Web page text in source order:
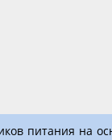
питания на